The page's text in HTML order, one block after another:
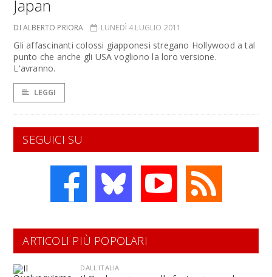
Japan
DI ALBERTO PRIORA LUNEDÌ 4 LUGLIO 2011
Gli affascinanti colossi giapponesi stregano Hollywood a tal
punto che anche gli USA vogliono la loro versione.
L'avranno.
LEGGI
SEGUICI SU
ARTICOLI PIÙ POPOLARI
DALL'ITALIA